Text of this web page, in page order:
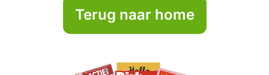
Terug naar home